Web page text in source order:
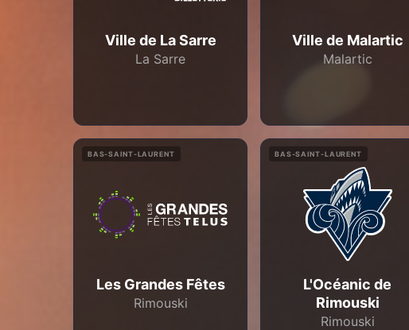
Ville de La Sarre
La Sarre
Ville de Malartic
Malartic
BAS-SAINT-LAURENT
Les Grandes Fêtes
Rimouski
BAS-SAINT-LAURENT
L'Océanic de
Rimouski
Rimouski